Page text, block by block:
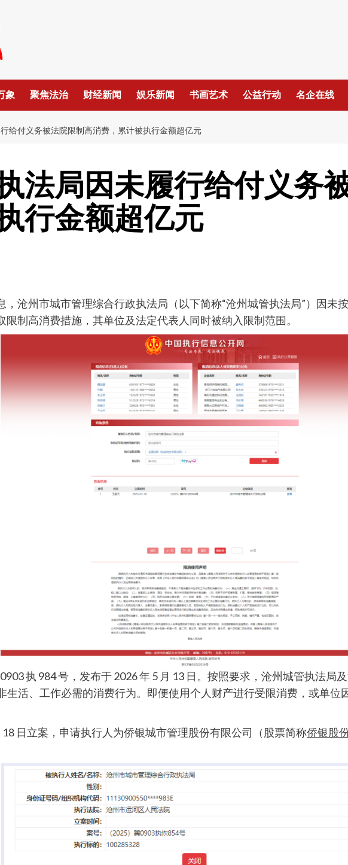
象 聚焦法治 财经新闻 娱乐新闻 书画艺术 公益行动 名企在线
给付义务被法院限制高消费，累计被执行金额超亿元
法局因未履行给付义务
行金额超亿元
沧州市城市管理综合行政执法局（以下简称“沧州城管执法局”）因未
制高消费措施，其单位及法定代表人同时被纳入限制范围。
执 984 号，发布于 2026 年 5 月 13 日。按照要求，沧州城管执法局
生活、工作必需的消费行为。即便使用个人财产进行受限消费，或单
日立案，申请执行人为侨银城市管理股份有限公司（股票简称侨银股